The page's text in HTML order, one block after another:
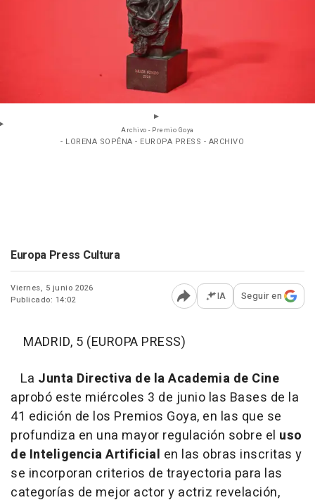
Archivo - Premio Goya
- LORENA SOPÊNA - EUROPA PRESS - ARCHIVO
Europa Press Cultura
Viernes, 5 junio 2026
Publicado: 14:02
Abrir opciones para
IA Seguir en
MADRID, 5 (EUROPA PRESS)
La Junta Directiva de la Academia de Cine
aprobó este miércoles 3 de junio las Bases de la
41 edición de los Premios Goya, en las que se
profundiza en una mayor regulación sobre el uso
de Inteligencia Artificial en las obras inscritas y
se incorporan criterios de trayectoria para las
categorías de mejor actor y actriz revelación,